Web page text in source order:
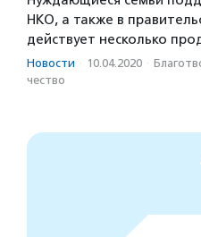
НКО, а также в
действует несколько
Новости · 10.04.2020 ·
чест­во